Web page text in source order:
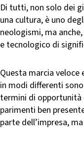
Di tutti, non solo dei
una cultura, è uno
neologismi, ma
e tecnologico di
Questa marcia
in modi differenti
termini di opportunità
parimenti ben
parte dell’impresa,